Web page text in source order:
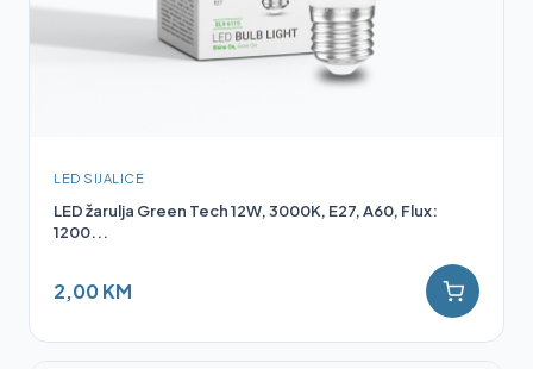
LED SIJALICE
LED žarulja Green Tech 12W, 3000K, E27, A60, Flux:
1200...
2,00 KM